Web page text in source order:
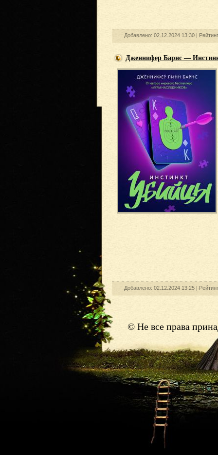
Добавлено: 02.12.2024 13:30 |
Дженнифер Барнс —
Добавлено: 02.12.2024 13:25 |
© Не все права